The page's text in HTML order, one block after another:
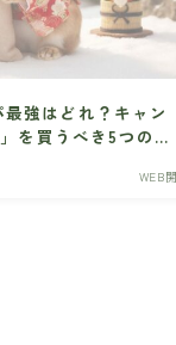
最強はどれ？キャン
を買うべき5つの理
WEB